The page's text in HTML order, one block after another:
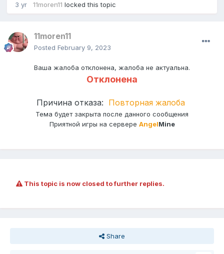
3 yr 11moren11 locked this topic
11moren11
Posted February 9, 2023
Ваша жалоба отклонена, жалоба не актуальна.
Отклонена
Причина отказа: Повторная жалоба
Тема будет закрыта после данного сообщения
Приятной игры на сервере AngelMine
This topic is now closed to further replies.
Share